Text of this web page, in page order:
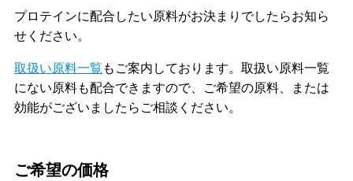
プロテインに配合したい原料がお決まりでしたらお知ら
せください。
取扱い原料一覧 もご案内しております。取扱い原料一覧
にない原料も配合できますので、ご希望の原料、または
効能がございましたらご相談ください。
ご希望の価格